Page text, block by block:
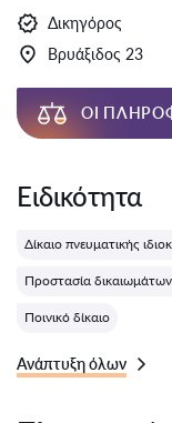
Δικηγόρος
Βρυάξιδος 23
ΟΙ
Ειδικότητα
Δίκαιο πνευματικής
Προστασία
Ποινικό δίκαιο
Ανάπτυξη όλων